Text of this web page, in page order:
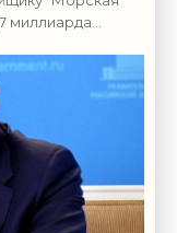
миллиарда